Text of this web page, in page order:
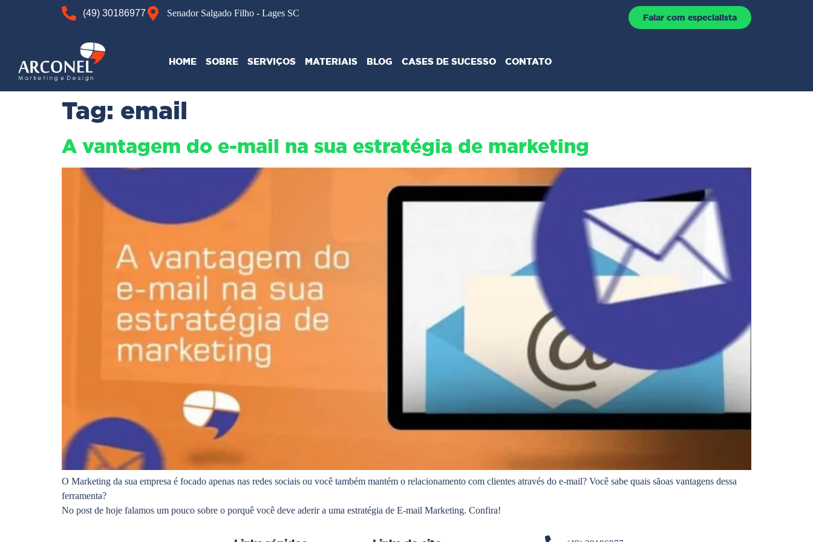
(49) 30186977 Senador Salgado Filho - Lages SC Falar com especialista
HOME SOBRE SERVIÇOS MATERIAIS BLOG CASES DE SUCESSO CONTATO
Tag: email
A vantagem do e-mail na sua estratégia de marketing
O Marketing da sua empresa é focado apenas nas redes sociais ou você também mantém o relacionamento com clientes através do e-mail? Você sabe quais sãoas vantagens dessa
ferramenta?
No post de hoje falamos um pouco sobre o porquê você deve aderir a uma estratégia de E-mail Marketing. Confira!